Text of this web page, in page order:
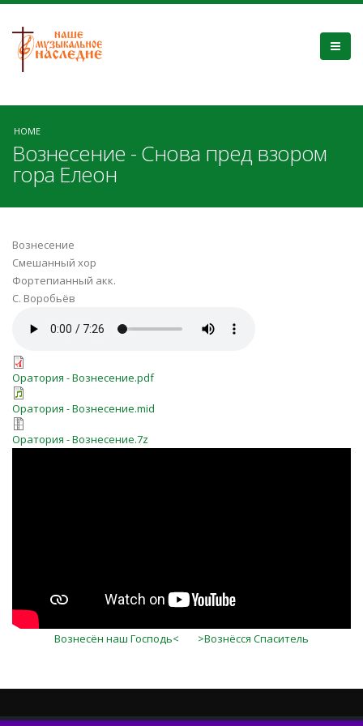
HOME
Вознесение - Снова пред взором
гора Елеон
Вознесение
Смешанный хор
Фортепианный акк.
С. Воробьёв
Оратория - Вознесение.pdf
Оратория - Вознесение.mid
Оратория - Вознесение.7z
Вознесён наш Господь< >Вознёсся Спаситель